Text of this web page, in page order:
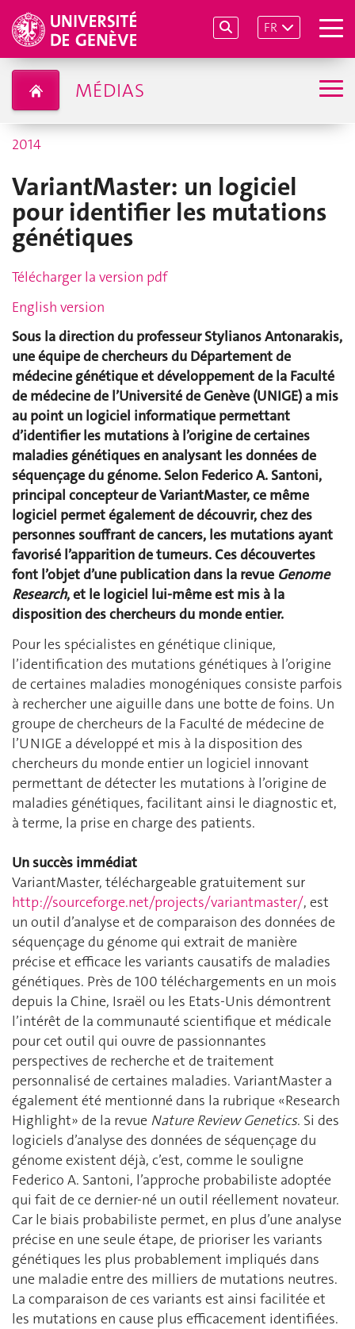
FR
MÉDIAS
2014
VariantMaster: un logiciel
pour identifier les mutations
génétiques
Télécharger la version pdf
English version
Sous la direction du professeur Stylianos Antonarakis,
une équipe de chercheurs du Département de
médecine génétique et développement de la Faculté
de médecine de l’Université de Genève (UNIGE) a mis
au point un logiciel informatique permettant
d’identifier les mutations à l’origine de certaines
maladies génétiques en analysant les données de
séquençage du génome. Selon Federico A. Santoni,
principal concepteur de VariantMaster, ce même
logiciel permet également de découvrir, chez des
personnes souffrant de cancers, les mutations ayant
favorisé l’apparition de tumeurs. Ces découvertes
font l’objet d’une publication dans la revue Genome
Research, et le logiciel lui-même est mis à la
disposition des chercheurs du monde entier.
Pour les spécialistes en génétique clinique,
l’identification des mutations génétiques à l’origine
de certaines maladies monogéniques consiste parfois
à rechercher une aiguille dans une botte de foins. Un
groupe de chercheurs de la Faculté de médecine de
l’UNIGE a développé et mis à la disposition des
chercheurs du monde entier un logiciel innovant
permettant de détecter les mutations à l’origine de
maladies génétiques, facilitant ainsi le diagnostic et,
à terme, la prise en charge des patients.
Un succès immédiat
VariantMaster, téléchargeable gratuitement sur
http://sourceforge.net/projects/variantmaster/, est
un outil d’analyse et de comparaison des données de
séquençage du génome qui extrait de manière
précise et efficace les variants causatifs de maladies
génétiques. Près de 100 téléchargements en un mois
depuis la Chine, Israël ou les Etats-Unis démontrent
l’intérêt de la communauté scientifique et médicale
pour cet outil qui ouvre de passionnantes
perspectives de recherche et de traitement
personnalisé de certaines maladies. VariantMaster a
également été mentionné dans la rubrique «Research
Highlight» de la revue Nature Review Genetics. Si des
logiciels d’analyse des données de séquençage du
génome existent déjà, c’est, comme le souligne
Federico A. Santoni, l’approche probabiliste adoptée
qui fait de ce dernier-né un outil réellement novateur.
Car le biais probabiliste permet, en plus d’une analyse
précise en une seule étape, de prioriser les variants
génétiques les plus probablement impliqués dans
une maladie entre des milliers de mutations neutres.
La comparaison de ces variants est ainsi facilitée et
les mutations en cause plus efficacement identifiées.